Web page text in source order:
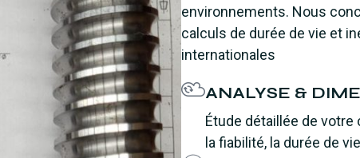
environnements. Nous
calculs de durée de vie et
internationales
ANALYSE &
Étude détaillée de
la fiabilité, la durée de